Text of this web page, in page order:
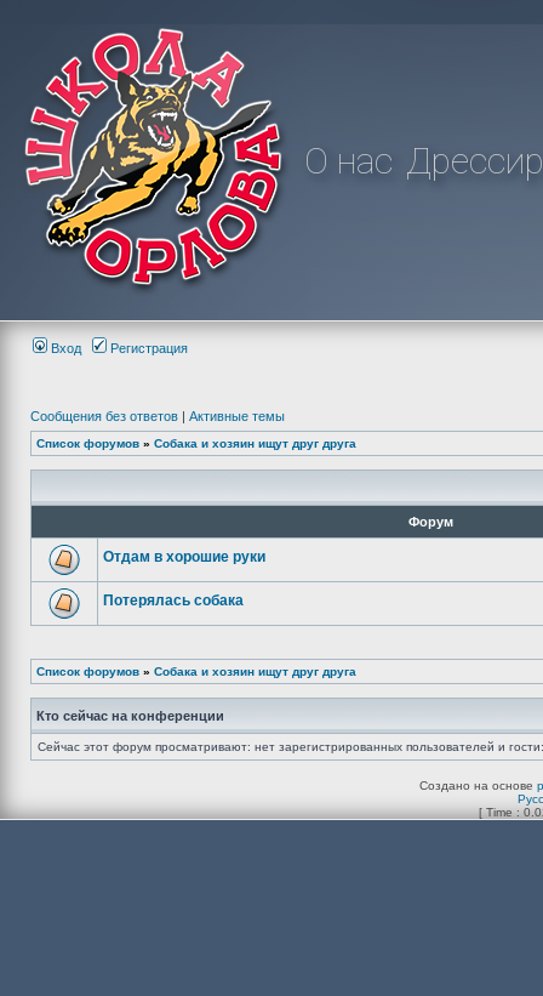
О нас
Вход Регистрация
Сообщения без ответов | Активные темы
Список форумов » Собака и хозяин ищут друг друга
Форум
Отдам в хорошие руки
Потерялась собака
Список форумов » Собака и хозяин ищут друг друга
Кто сейчас на конференции
Сейчас этот форум просматривают: нет зарегистрированных пользователей и
Создано на основе
[ Time :